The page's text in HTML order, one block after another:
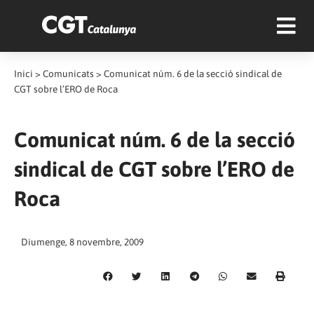
Inici > Comunicats > Comunicat núm. 6 de la secció sindical de
CGT sobre l’ERO de Roca
Comunicat núm. 6 de la secció
sindical de CGT sobre l’ERO de
Roca
Diumenge, 8 novembre, 2009